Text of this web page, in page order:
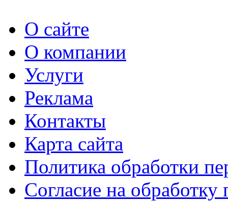
О сайте
О компании
Услуги
Реклама
Контакты
Карта сайта
Политика обработки
Согласие на